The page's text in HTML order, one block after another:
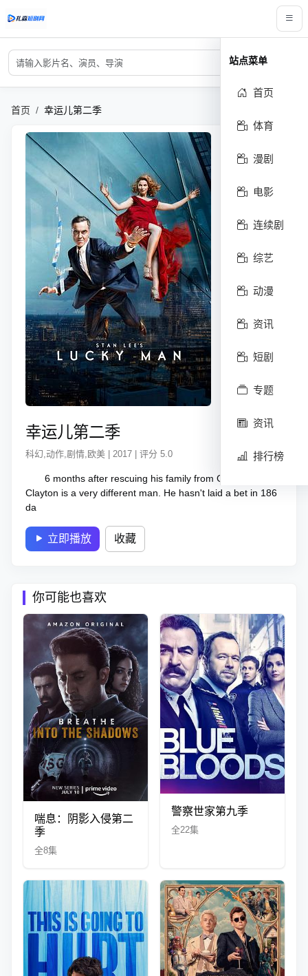
站点菜单
首页
体育
漫剧
电影
连续剧
综艺
动漫
资讯
短剧
专题
资讯
排行榜
搜索关键词
搜索
首页 幸运儿第二季
幸运儿第二季
科幻,动作,剧情,欧美 | 2017 | 评分 5.0
6 months after rescuing his family from Golding, Harry
Clayton is a very different man. He hasn't laid a bet in 186
da
立即播放 收藏
你可能也喜欢
喘息：阴影入侵第二
季
全8集
警察世家第九季
全22集